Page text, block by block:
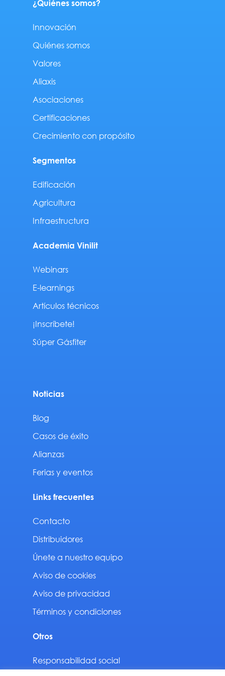
¿Quiénes somos?
Innovación
Quiénes somos
Valores
Aliaxis
Asociaciones
Certificaciones
Crecimiento con propósito
Segmentos
Edificación
Agricultura
Infraestructura
Academia Vinilit
Webinars
E-learnings
Artículos técnicos
¡Inscríbete!
Súper Gásfiter
Noticias
Blog
Casos de éxito
Alianzas
Ferias y eventos
Links frecuentes
Contacto
Distribuidores
Únete a nuestro equipo
Aviso de cookies
Aviso de privacidad
Términos y condiciones
Otros
Responsabilidad social